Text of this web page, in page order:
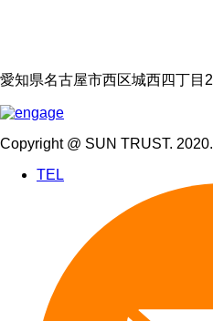
愛知県名古屋市西区城西四丁目
Copyright @ SUN TRUST.
TEL